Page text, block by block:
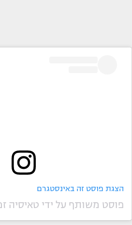
הצגת פוסט זה באינסטגרם
פוסט משותף על ידי ‏‎טאיסיה זמולוצקי‎‏ (@‏‎t_151122‎‏)